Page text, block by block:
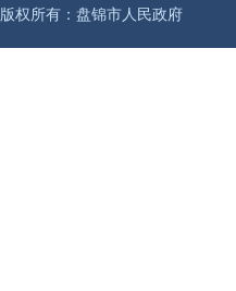
版权所有：盘锦市人民政府